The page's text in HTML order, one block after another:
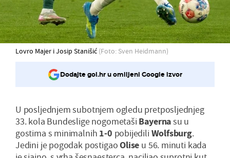
Lovro Majer i Josip Stanišić (Foto: Sven Heidmann)
Dodajte gol.hr u omiljeni Google izvor
U posljednjem subotnjem ogledu pretposljednjeg
33. kola Bundeslige nogometaši Bayernasu u
gostima s minimalnih 1-0 pobijedili Wolfsburg.
Jedini je pogodak postigaoOlise u 56. minuti kada